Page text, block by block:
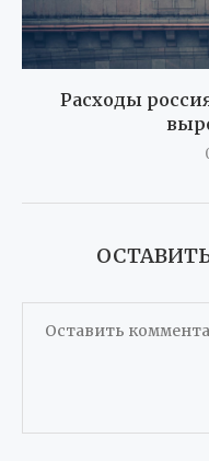
Расходы